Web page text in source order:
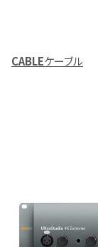
CABLEケーブル